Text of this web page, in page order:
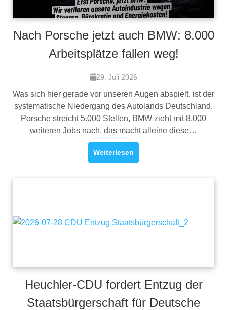
Nach Porsche jetzt auch BMW: 8.000
Arbeitsplätze fallen weg!
29. Juli 2026
Was sich hier gerade vor unseren Augen abspielt, ist der
systematische Niedergang des Autolands Deutschland.
Porsche streicht 5.000 Stellen, BMW zieht mit 8.000
weiteren Jobs nach, das macht alleine diese…
Weiterlesen
Heuchler-CDU fordert Entzug der
Staatsbürgerschaft für Deutsche